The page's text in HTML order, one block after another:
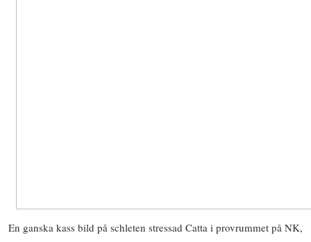
En ganska kass bild på schleten stressad Catta i provrummet på NK,